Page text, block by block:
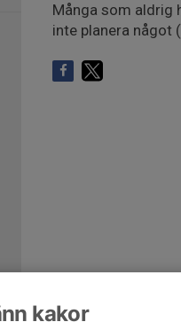
Många som aldrig
inte planera något
kakor